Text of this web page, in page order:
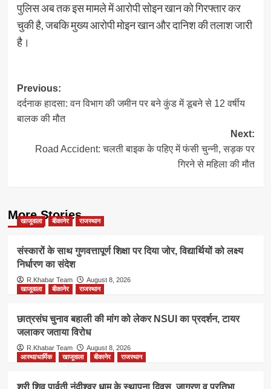
पुलिस अब तक इस मामले में आरोपी सोइन खान को गिरफ्तार कर
चुकी है, जबकि मुख्य आरोपी मोइन खान और दानिश की तलाश जारी
है।
Post
navigation
Previous:
दर्दनाक हादसा: वन विभाग की जमीन पर बने कुंड में डूबने से 12 वर्षीय
बालक की मौत
Next:
Road Accident: चलती बाइक के पहिए में फंसी चुन्नी, सड़क पर
गिरने से महिला की मौत
More Stories
खाजूवाला बीकानेर राजस्थान
संस्कारों के साथ गुणवत्तापूर्ण शिक्षा पर दिया जोर, विद्यार्थियों को लक्ष्य
निर्धारण का संदेश
R.Khabar Team
August 8, 2026
खाजूवाला
बीकानेर राजस्थान
छात्रसंघ चुनाव बहाली की मांग को लेकर NSUI का प्रदर्शन, टायर
जलाकर जताया विरोध
R.Khabar Team
August 8, 2026
आस्था/धार्मिक
खाजूवाला बीकानेर राजस्थान
श्री शिव पार्वती नंदीश्वर धाम के स्थापना दिवस, जागरण व प्रतिभा